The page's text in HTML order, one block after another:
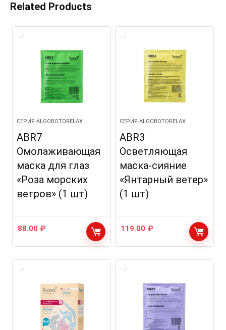
Related Products
СЕРИЯ ALGOBOTORELAX
ABR7
Омолаживающая
маска для глаз
«Роза морских
ветров» (1 шт)
88.00 ₽
СЕРИЯ ALGOBOTORELAX
ABR3
Осветляющая
маска-сияние
«Янтарный ветер»
(1 шт)
119.00 ₽